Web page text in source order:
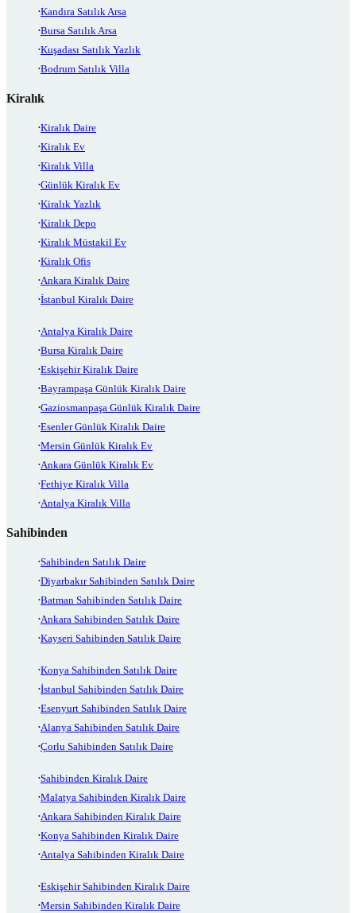
Kandıra Satılık Arsa
Bursa Satılık Arsa
Kuşadası Satılık Yazlık
Bodrum Satılık Villa
Kiralık
Kiralık Daire
Kiralık Ev
Kiralık Villa
Günlük Kiralık Ev
Kiralık Yazlık
Kiralık Depo
Kiralık Müstakil Ev
Kiralık Ofis
Ankara Kiralık Daire
İstanbul Kiralık Daire
Antalya Kiralık Daire
Bursa Kiralık Daire
Eskişehir Kiralık Daire
Bayrampaşa Günlük Kiralık Daire
Gaziosmanpaşa Günlük Kiralık Daire
Esenler Günlük Kiralık Daire
Mersin Günlük Kiralık Ev
Ankara Günlük Kiralık Ev
Fethiye Kiralık Villa
Antalya Kiralık Villa
Sahibinden
Sahibinden Satılık Daire
Diyarbakır Sahibinden Satılık Daire
Batman Sahibinden Satılık Daire
Ankara Sahibinden Satılık Daire
Kayseri Sahibinden Satılık Daire
Konya Sahibinden Satılık Daire
İstanbul Sahibinden Satılık Daire
Esenyurt Sahibinden Satılık Daire
Alanya Sahibinden Satılık Daire
Çorlu Sahibinden Satılık Daire
Sahibinden Kiralık Daire
Malatya Sahibinden Kiralık Daire
Ankara Sahibinden Kiralık Daire
Konya Sahibinden Kiralık Daire
Antalya Sahibinden Kiralık Daire
Eskişehir Sahibinden Kiralık Daire
Mersin Sahibinden Kiralık Daire